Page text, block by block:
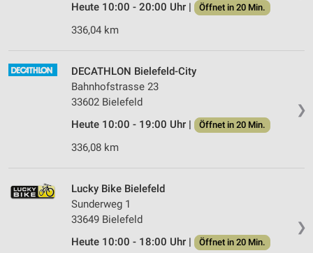
Heute 10:00 - 20:00 Uhr |
Öffnet in 20 Min.
336,04 km
❯
DECATHLON Bielefeld-City
Bahnhofstrasse 23
33602 Bielefeld
Heute 10:00 - 19:00 Uhr |
Öffnet in 20 Min.
336,08 km
❯
Lucky Bike Bielefeld
Sunderweg 1
33649 Bielefeld
Heute 10:00 - 18:00 Uhr |
Öffnet in 20 Min.